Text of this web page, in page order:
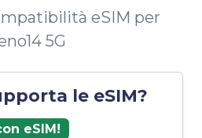
eSIM per
5G
le eSIM?
eSIM!